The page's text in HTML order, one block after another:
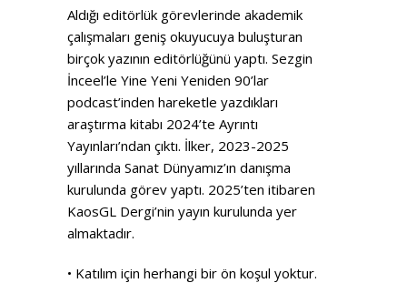
Aldığı editörlük görevlerinde akademik
çalışmaları geniş okuyucuya buluşturan
birçok yazının editörlüğünü yaptı. Sezgin
İnceel’le Yine Yeni Yeniden 90’lar
podcast’inden hareketle yazdıkları
araştırma kitabı 2024’te Ayrıntı
Yayınları’ndan çıktı. İlker, 2023-2025
yıllarında Sanat Dünyamız’ın danışma
kurulunda görev yaptı. 2025’ten itibaren
KaosGL Dergi’nin yayın kurulunda yer
almaktadır.
• Katılım için herhangi bir ön koşul yoktur.